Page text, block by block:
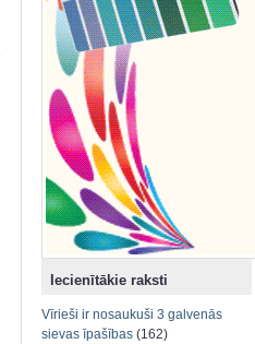
Iecienītākie raksti
Vīrieši ir nosaukuši 3 galvenās
sievas īpašības (162)